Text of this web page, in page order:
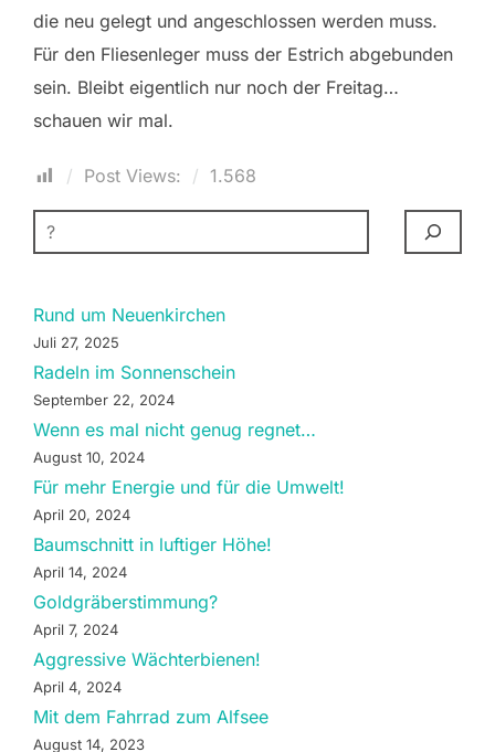
die neu gelegt und angeschlossen werden muss.
Für den Fliesenleger muss der Estrich abgebunden
sein. Bleibt eigentlich nur noch der Freitag…
schauen wir mal.
Post Views: 1.568
SUCHEN
Rund um Neuenkirchen
Juli 27, 2025
Radeln im Sonnenschein
September 22, 2024
Wenn es mal nicht genug regnet…
August 10, 2024
Für mehr Energie und für die Umwelt!
April 20, 2024
Baumschnitt in luftiger Höhe!
April 14, 2024
Goldgräberstimmung?
April 7, 2024
Aggressive Wächterbienen!
April 4, 2024
Mit dem Fahrrad zum Alfsee
August 14, 2023